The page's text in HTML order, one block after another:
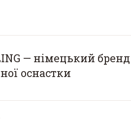
— німецький
оснастки